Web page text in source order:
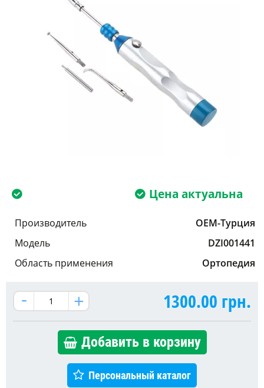
Цена актуальна
Производитель
OEM-Турция
Модель
DZI001441
Область применения
Ортопедия
1300.00 грн.
Добавить в корзину
Персональный каталог